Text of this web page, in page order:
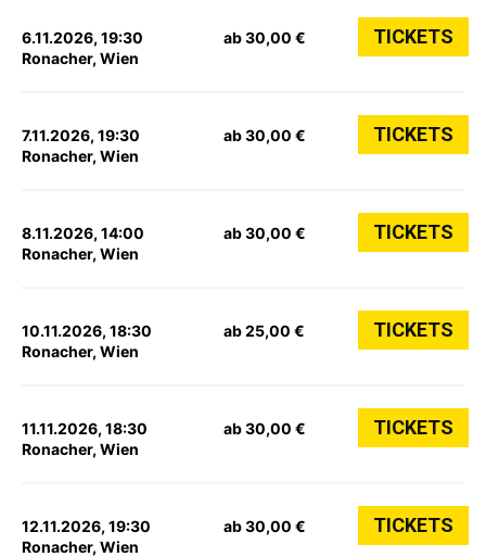
6.11.2026, 19:30
Ronacher, Wien
ab 30,00 € TICKETS
7.11.2026, 19:30
Ronacher, Wien
ab 30,00 € TICKETS
8.11.2026, 14:00
Ronacher, Wien
ab 30,00 € TICKETS
10.11.2026, 18:30
Ronacher, Wien
ab 25,00 € TICKETS
11.11.2026, 18:30
Ronacher, Wien
ab 30,00 € TICKETS
12.11.2026, 19:30
Ronacher, Wien
ab 30,00 € TICKETS